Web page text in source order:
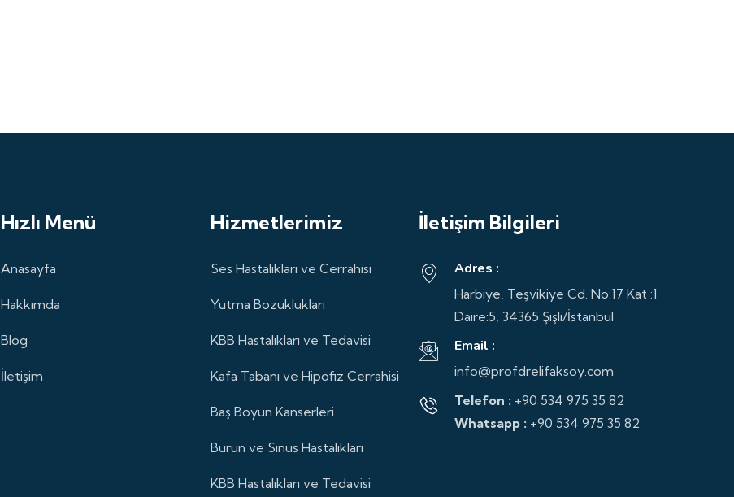
Hızlı Menü
Anasayfa
Hakkımda
Blog
İletişim
Hizmetlerimiz
Ses Hastalıkları ve Cerrahisi
Yutma Bozuklukları
KBB Hastalıkları ve Tedavisi
Kafa Tabanı ve Hipofiz Cerrahisi
Baş Boyun Kanserleri
Burun ve Sinus Hastalıkları
KBB Hastalıkları ve Tedavisi
İletişim Bilgileri
Adres :
Harbiye, Teşvikiye Cd. No:17 Kat :1
Daire:5, 34365 Şişli/İstanbul
Email :
info@profdrelifaksoy.com
Telefon : +90 534 975 35 82
Whatsapp : +90 534 975 35 82